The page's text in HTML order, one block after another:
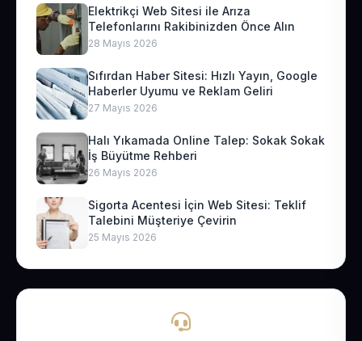
Elektrikçi Web Sitesi ile Arıza
Telefonlarını Rakibinizden Önce Alın
28 Mayıs 2026
Sıfırdan Haber Sitesi: Hızlı Yayın, Google
Haberler Uyumu ve Reklam Geliri
27 Mayıs 2026
Halı Yıkamada Online Talep: Sokak Sokak
İş Büyütme Rehberi
26 Mayıs 2026
Sigorta Acentesi İçin Web Sitesi: Teklif
Talebini Müşteriye Çevirin
25 Mayıs 2026